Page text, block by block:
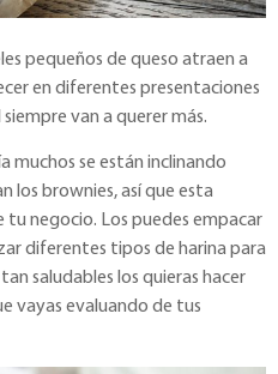
pequeños de queso atraen a
en diferentes presentaciones
van a querer más.
muchos se están inclinando
los brownies, así que esta
negocio. Los puedes empacar
diferentes tipos de harina para
saludables los quieras hacer
vayas evaluando de tus